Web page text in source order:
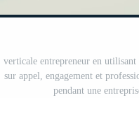
verticale entrepreneur en
sur appel, engagement et
pendant une